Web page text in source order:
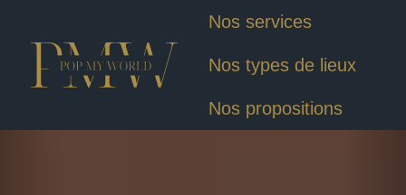
Nos services
Nos types de lieux
Nos propositions